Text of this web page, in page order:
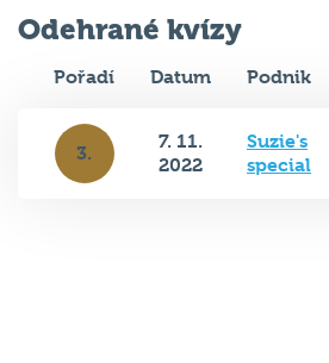
Odehrané kvízy
Pořadí Datum Podnik
3.
7. 11.
2022
Suzie's
special